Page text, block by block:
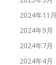
2024年11月
2024年9月
2024年7月
2024年4月